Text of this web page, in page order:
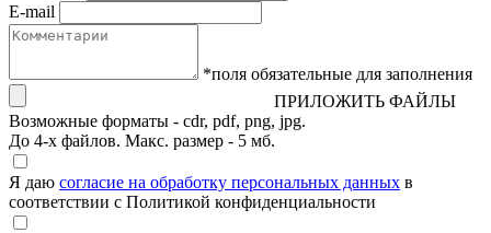
E-mail
*поля обязательные для заполнения
ПРИЛОЖИТЬ ФАЙЛЫ
Возможные форматы - cdr, pdf, png, jpg.
До 4-х файлов. Макс. размер - 5 мб.
Я даю согласие на обработку персональных данных в
соответствии с Политикой конфиденциальности